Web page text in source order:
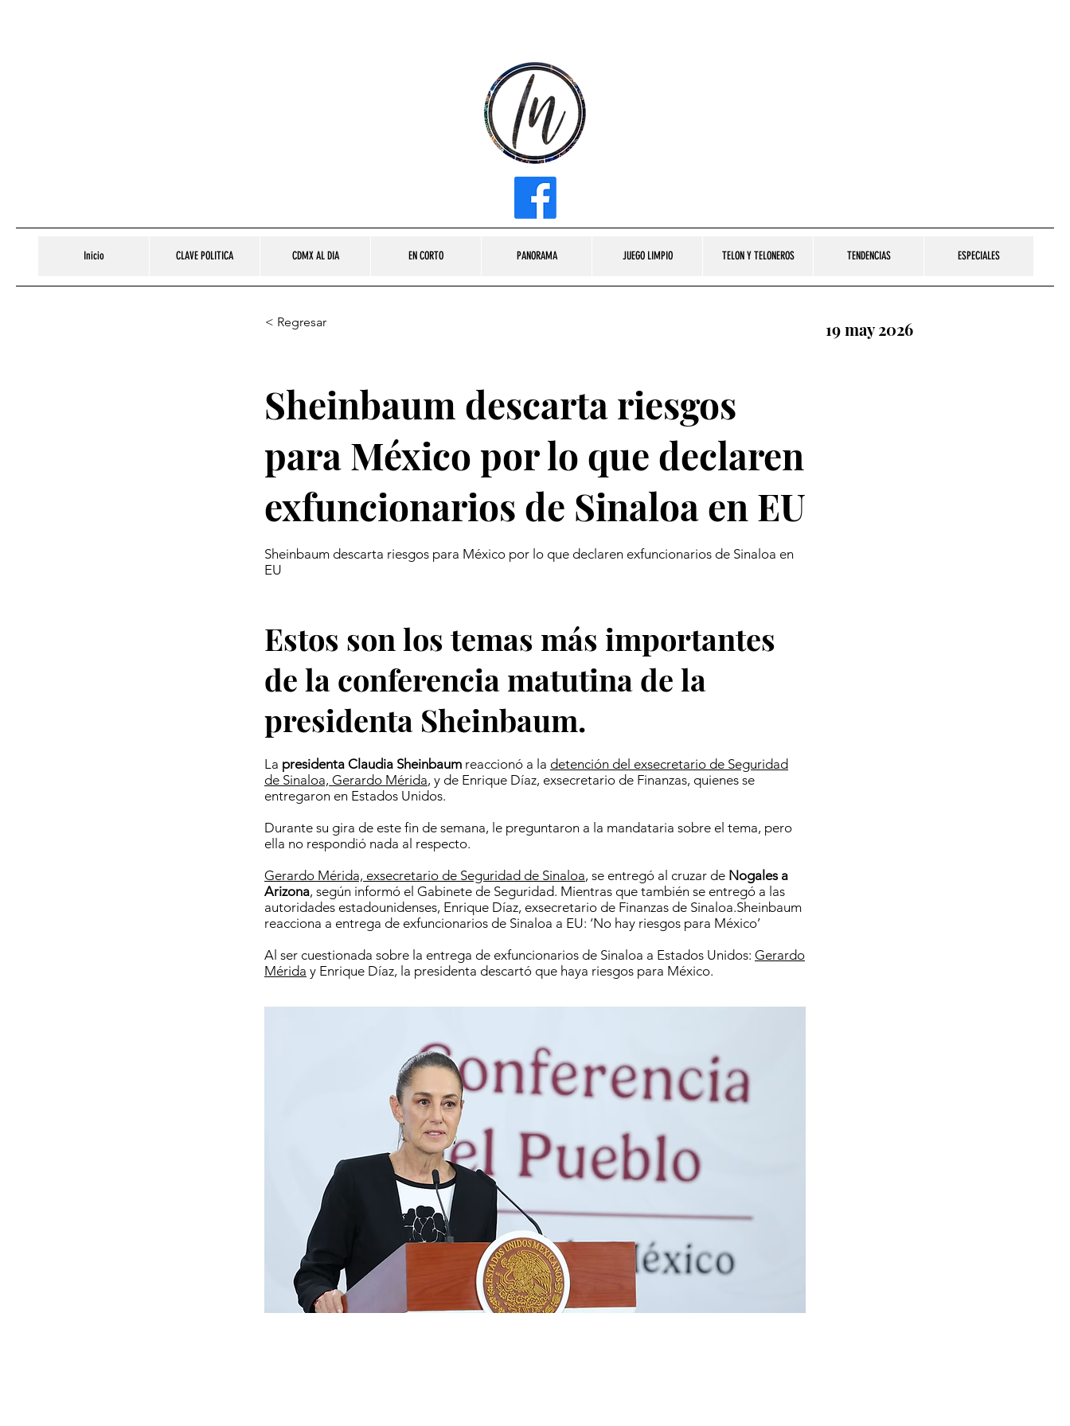
Inicio CLAVE POLITICA CDMX AL DIA EN CORTO PANORAMA JUEGO LIMPIO TELON Y TELONEROS TENDENCIAS ESPECIALES
< Regresar 19 may 2026
Sheinbaum descarta riesgos
para México por lo que declaren
exfuncionarios de Sinaloa en EU
Sheinbaum descarta riesgos para México por lo que declaren exfuncionarios de Sinaloa en
EU
Estos son los temas más importantes
de la conferencia matutina de la
presidenta Sheinbaum.
La presidenta Claudia Sheinbaum reaccionó a la detención del exsecretario de Seguridad
de Sinaloa, Gerardo Mérida, y de Enrique Díaz, exsecretario de Finanzas, quienes se
entregaron en Estados Unidos.
Durante su gira de este fin de semana, le preguntaron a la mandataria sobre el tema, pero
ella no respondió nada al respecto.
Gerardo Mérida, exsecretario de Seguridad de Sinaloa, se entregó al cruzar de Nogales a
Arizona, según informó el Gabinete de Seguridad. Mientras que también se entregó a las
autoridades estadounidenses, Enrique Díaz, exsecretario de Finanzas de Sinaloa.Sheinbaum
reacciona a entrega de exfuncionarios de Sinaloa a EU: ‘No hay riesgos para México’
Al ser cuestionada sobre la entrega de exfuncionarios de Sinaloa a Estados Unidos: Gerardo
Mérida y Enrique Díaz, la presidenta descartó que haya riesgos para México.